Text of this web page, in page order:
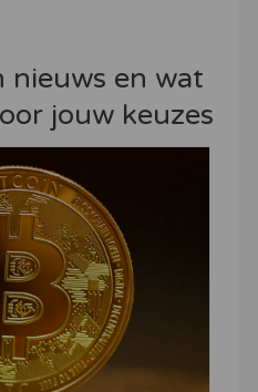
nieuws en wat
jouw keuzes